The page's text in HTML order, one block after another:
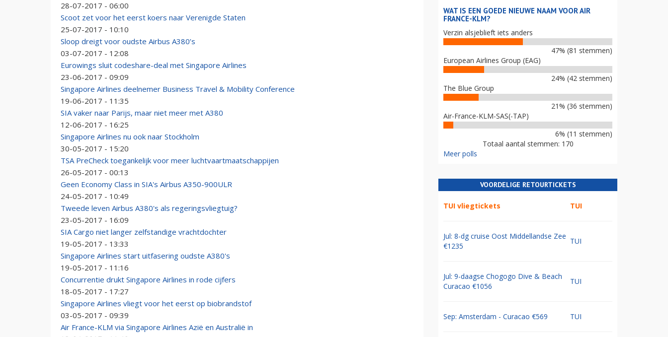
28-07-2017 - 06:00
Scoot zet voor het eerst koers naar Verenigde Staten
25-07-2017 - 10:10
Sloop dreigt voor oudste Airbus A380’s
03-07-2017 - 12:08
Eurowings sluit codeshare-deal met Singapore Airlines
23-06-2017 - 09:09
Singapore Airlines deelnemer Business Travel & Mobility Conference
19-06-2017 - 11:35
SIA vaker naar Parijs, maar niet meer met A380
12-06-2017 - 16:25
Singapore Airlines nu ook naar Stockholm
30-05-2017 - 15:20
TSA PreCheck toegankelijk voor meer luchtvaartmaatschappijen
26-05-2017 - 00:13
Geen Economy Class in SIA's Airbus A350-900ULR
24-05-2017 - 10:49
Tweede leven Airbus A380's als regeringsvliegtuig?
23-05-2017 - 16:09
SIA Cargo niet langer zelfstandige vrachtdochter
19-05-2017 - 13:33
Singapore Airlines start uitfasering oudste A380's
19-05-2017 - 11:16
Concurrentie drukt Singapore Airlines in rode cijfers
18-05-2017 - 17:27
Singapore Airlines vliegt voor het eerst op biobrandstof
03-05-2017 - 09:39
Air France-KLM via Singapore Airlines Azië en Australië in
WAT IS EEN GOEDE NIEUWE NAAM VOOR AIR
FRANCE-KLM?
Verzin alsjeblieft iets anders
47% (81 stemmen)
European Airlines Group (EAG)
24% (42 stemmen)
The Blue Group
21% (36 stemmen)
Air-France-KLM-SAS(-TAP)
6% (11 stemmen)
Totaal aantal stemmen: 170
Meer polls
VOORDELIGE RETOURTICKETS
TUI vliegtickets TUI
Jul: 8-dg cruise Oost Middellandse Zee
€1235
TUI
Jul: 9-daagse Chogogo Dive & Beach
Curacao €1056
TUI
Sep: Amsterdam - Curacao €569 TUI